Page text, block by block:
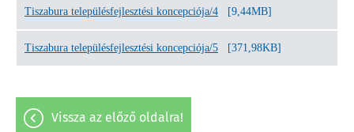
Tiszabura településfejlesztési koncepciója/4 [9,44MB]
Tiszabura településfejlesztési koncepciója/5 [371,98KB]
vissza az előző oldalra!